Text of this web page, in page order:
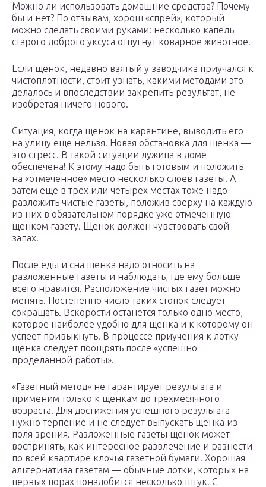
Можно ли использовать домашние средства? Почему
бы и нет? По отзывам, хорош «спрей», который
можно сделать своими руками: несколько капель
старого доброго уксуса отпугнут коварное животное.
Если щенок, недавно взятый у заводчика приучался к
чистоплотности, стоит узнать, какими методами это
делалось и впоследствии закрепить результат, не
изобретая ничего нового.
Ситуация, когда щенок на карантине, выводить его
на улицу еще нельзя. Новая обстановка для щенка —
это стресс. В такой ситуации лужица в доме
обеспечена! К этому надо быть готовым и положить
на «отмеченное» место несколько слоев газеты. А
затем еще в трех или четырех местах тоже надо
разложить чистые газеты, положив сверху на каждую
из них в обязательном порядке уже отмеченную
щенком газету. Щенок должен чувствовать свой
запах.
После еды и сна щенка надо относить на
разложенные газеты и наблюдать, где ему больше
всего нравится. Расположение чистых газет можно
менять. Постепенно число таких стопок следует
сокращать. Вскорости останется только одно место,
которое наиболее удобно для щенка и к которому он
успеет привыкнуть. В процессе приучения к лотку
щенка следует поощрять после «успешно
проделанной работы».
«Газетный метод» не гарантирует результата и
применим только к щенкам до трехмесячного
возраста. Для достижения успешного результата
нужно терпение и не следует выпускать щенка из
поля зрения. Разложенные газеты щенок может
воспринять, как интересное развлечение и разнести
по всей квартире клочья газетной бумаги. Хорошая
альтернатива газетам — обычные лотки, которых на
первых порах понадобится несколько штук. С